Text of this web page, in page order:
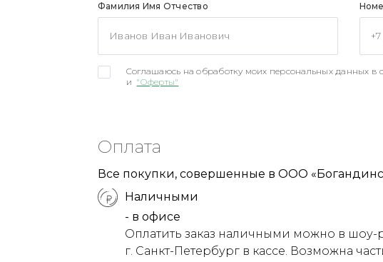
Фамилия Имя Отчество
Соглашаюсь на обработку моих персональных данных в
и "Оферты"
Оплата
Все покупки, совершенные в ООО
Наличными
- в офисе
Оплатить заказ наличными можно в шоу-
г. Санкт-Петербург в кассе. Возможна